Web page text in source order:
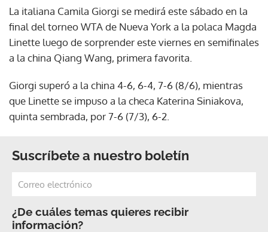
La italiana Camila Giorgi se medirá este sábado en la
final del torneo WTA de Nueva York a la polaca Magda
Linette luego de sorprender este viernes en semifinales
a la china Qiang Wang, primera favorita.
Giorgi superó a la china 4-6, 6-4, 7-6 (8/6), mientras
que Linette se impuso a la checa Katerina Siniakova,
quinta sembrada, por 7-6 (7/3), 6-2.
Suscríbete a nuestro boletín
¿De cuáles temas quieres recibir
información?